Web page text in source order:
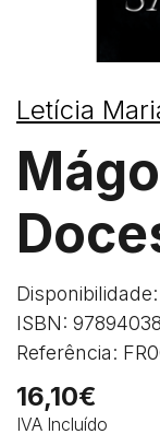
Letícia
ISBN:
Referência:
16,10€
IVA Incluído